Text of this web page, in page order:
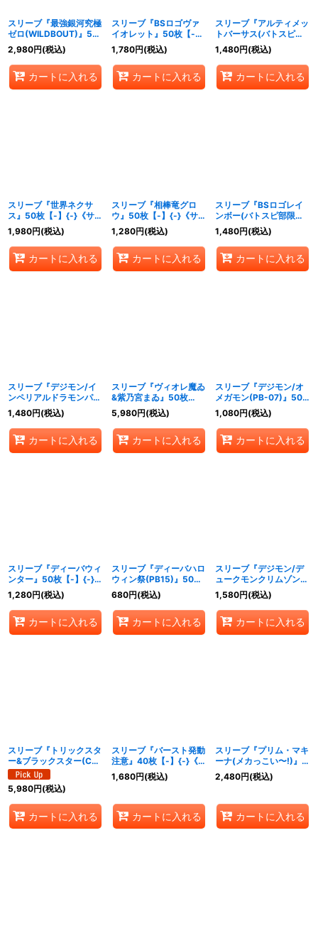
スリーブ『最強銀河究極
ゼロ(WILDBOUT)』50
枚【-】{-}《サプライ》
2,980円(税込)
カートに入れる
スリーブ『BSロゴヴァ
イオレット』50枚【-】
{-}《サプライ》
1,780円(税込)
カートに入れる
スリーブ『アルティメッ
トバーサス(バトスピチ
ャンピオンシップ
2014)』50枚【-】{-}
《サプライ》
1,480円(税込)
カートに入れる
スリーブ『世界ネクサ
ス』50枚【-】{-}《サプ
ライ》
1,980円(税込)
カートに入れる
スリーブ『相棒竜グロ
ウ』50枚【-】{-}《サプ
ライ》
1,280円(税込)
カートに入れる
スリーブ『BSロゴレイ
ンボー(バトスピ部限
定)』20枚【-】{-}《サ
プライ》
1,480円(税込)
カートに入れる
スリーブ『デジモン/イ
ンペリアルドラモンパラ
ディンモード(PB-07)』
50枚【-】{-}《サプラ
イ》
1,480円(税込)
カートに入れる
スリーブ『ヴィオレ魔ゐ
&紫乃宮まゐ』50枚
【-】{-}《サプライ》
5,980円(税込)
カートに入れる
スリーブ『デジモン/オ
メガモン(PB-07)』50
枚【-】{-}《サプライ》
1,080円(税込)
カートに入れる
スリーブ『ディーバウィ
ンター』50枚【-】{-}
《サプライ》
1,280円(税込)
カートに入れる
スリーブ『ディーバハロ
ウィン祭(PB15)』50枚
【-】{-}《サプライ》
680円(税込)
カートに入れる
スリーブ『デジモン/デ
ュークモンクリムゾンモ
ード(PB-07)』50枚
【-】{-}《サプライ》
1,580円(税込)
カートに入れる
スリーブ『トリックスタ
ー&ブラックスター(C
賞/バーニングバトスピ
くじ)』50枚【-】{-}
《サプライ》
5,980円(税込)
カートに入れる
スリーブ『バースト発動
注意』40枚【-】{-}《サ
プライ》
1,680円(税込)
カートに入れる
スリーブ『プリム・マキ
ーナ(メカっこい〜!)』
50枚【-】{-}《サプラ
イ》
2,480円(税込)
カートに入れる